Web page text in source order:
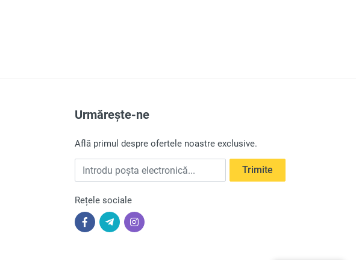
Urmărește-ne
Află primul despre ofertele noastre exclusive.
Introdu poșta electronică Trimite
Rețele sociale